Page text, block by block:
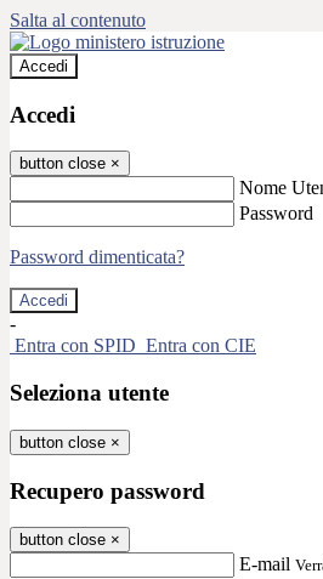
Salta al contenuto
Accedi
Accedi
button close ×
Nome
Password
Password dimenticata?
-
Entra con SPID Entra con CIE
Seleziona utente
button close ×
Recupero password
button close ×
E-mail